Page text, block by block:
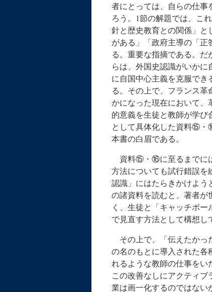
者にとっては、自らの仕事
ろう。1節の解題では、こ
針と歴史教育との関係」と
がある」「政府主導の「
る。重要な指摘である。
らは、外国史認識がいか
に自国中心主義を克服でき
る。その上で、フランス
かになった現在において、
的意義を生徒と教師が学
として具体化した資料⑮・
本書の白眉である。
資料⑮・⑯に至るまでに
方法についても試行錯誤を
認識」にはたらきかけよう
の諸資料を読むと、著者が
く、生徒と「キャッチボ
で見直す方法として構想し
その上で、「伝えたかっ
の名のもとに導入された各
れるような教師の仕事をい
この改善なしにアクティ
業は画一化するのではない